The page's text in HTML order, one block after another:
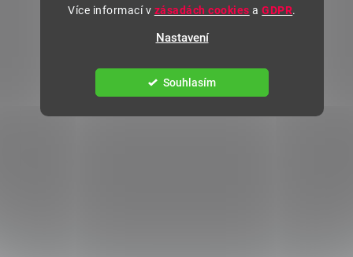
Více informací v zásadách cookies aGDPR.
Nastavení
Souhlasím